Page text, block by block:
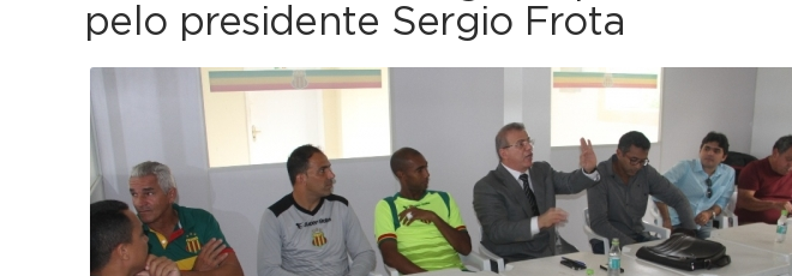
pelo presidente Sergio Frota